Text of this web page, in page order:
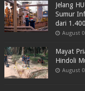
Jelang
Sumur
dari
August
Mayat
Hindoli
August